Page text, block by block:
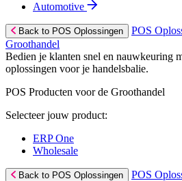
Automotive
Back to POS Oplossingen
POS
Groothandel
Bedien je klanten snel en nauwkeuring
oplossingen voor je handelsbalie.
POS Producten voor de Groothandel
Selecteer jouw product:
ERP One
Wholesale
Back to POS Oplossingen
POS